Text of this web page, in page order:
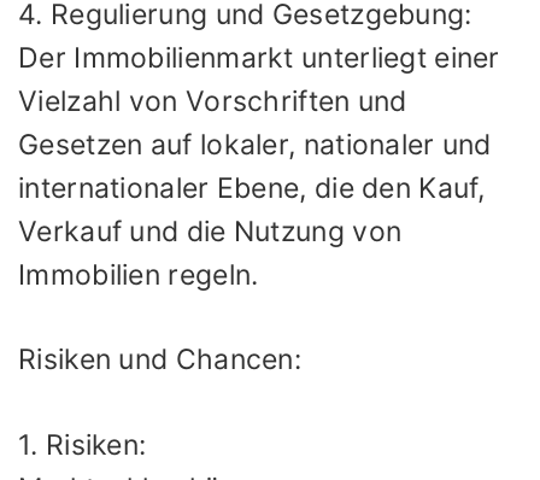
4. Regulierung und Gesetzgebung:
Der Immobilienmarkt unterliegt einer
Vielzahl von Vorschriften und
Gesetzen auf lokaler, nationaler und
internationaler Ebene, die den Kauf,
Verkauf und die Nutzung von
Immobilien regeln.
Risiken und Chancen:
1. Risiken: